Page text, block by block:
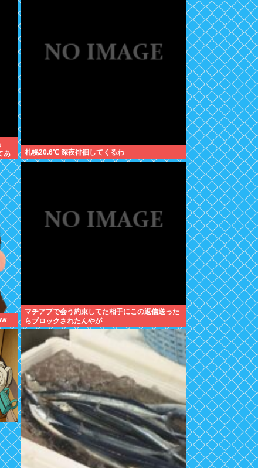
あ
札幌20.6℃ 深夜徘徊してくるわ
マチアプで会う約束してた相手にこの返信送った
らブロックされたんやが